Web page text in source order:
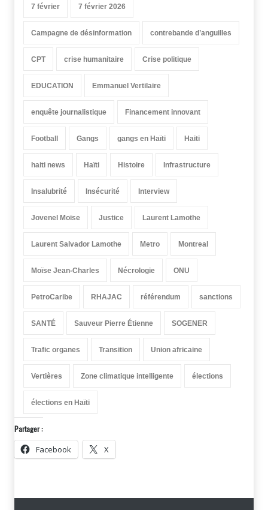
7 février 7 février 2026
Campagne de désinformation contrebande d’anguilles
CPT crise humanitaire Crise politique
EDUCATION Emmanuel Vertilaire
enquête journalistique Financement innovant
Football Gangs gangs en Haïti Haiti
haiti news Haïti Histoire Infrastructure
Insalubrité Insécurité Interview
Jovenel Moïse Justice Laurent Lamothe
Laurent Salvador Lamothe Metro Montreal
Moïse Jean-Charles Nécrologie ONU
PetroCaribe RHAJAC référendum sanctions
SANTÉ Sauveur Pierre Étienne SOGENER
Trafic organes Transition Union africaine
Vertières Zone climatique intelligente élections
élections en Haïti
Partager :
Facebook X